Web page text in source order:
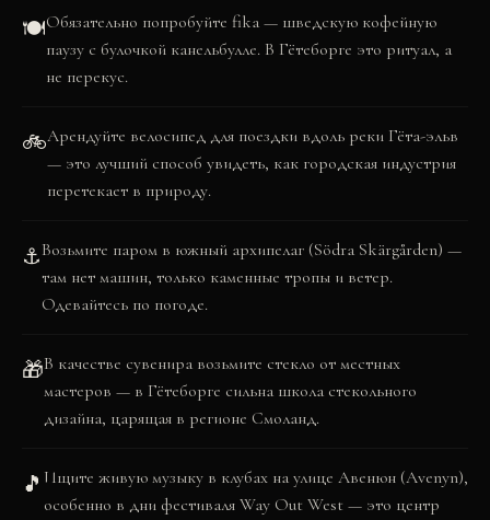
🍽️Обязательно попробуйте fika — шведскую кофейную
паузу с булочкой канельбулле. В Гётеборге это ритуал, а
не перекус.
🚲Арендуйте велосипед для поездки вдоль реки Гёта-эльв
— это лучший способ увидеть, как городская индустрия
перетекает в природу.
⚓Возьмите паром в южный архипелаг (Södra Skärgården) —
там нет машин, только каменные тропы и ветер.
Одевайтесь по погоде.
🎁В качестве сувенира возьмите стекло от местных
мастеров — в Гётеборге сильна школа стекольного
дизайна, царящая в регионе Смоланд.
🎵 Ищите живую музыку в клубах на улице Авенюн (Avenyn),
особенно в дни фестиваля Way Out West — это центр